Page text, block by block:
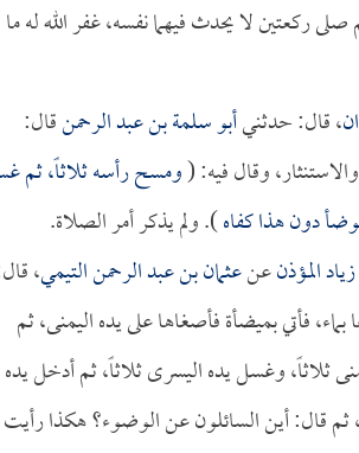
لا يحدث فيهما نفسه، غفر الله له ما
، قال: حدثنيأبو سلمة بن عبد الرحمنقال:
وقال فيه: (ومسح رأسه ثلاثاً، ثم
دون هذا كفاه). ولم يذكر أمر الصلاة.
المؤذنعنعثمان بن عبد الرحمن التيمي،
فأتي بميضأة فأصغاها على يده اليمنى، ثم
ثلاثاً، وغسل يده اليسرى ثلاثاً، ثم أدخل يده
ثم قال: أين السائلون عن الوضوء؟ هكذا رأيت